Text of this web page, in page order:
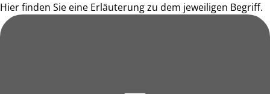
Hier finden Sie eine Erläuterung zu dem jeweiligen Begriff.